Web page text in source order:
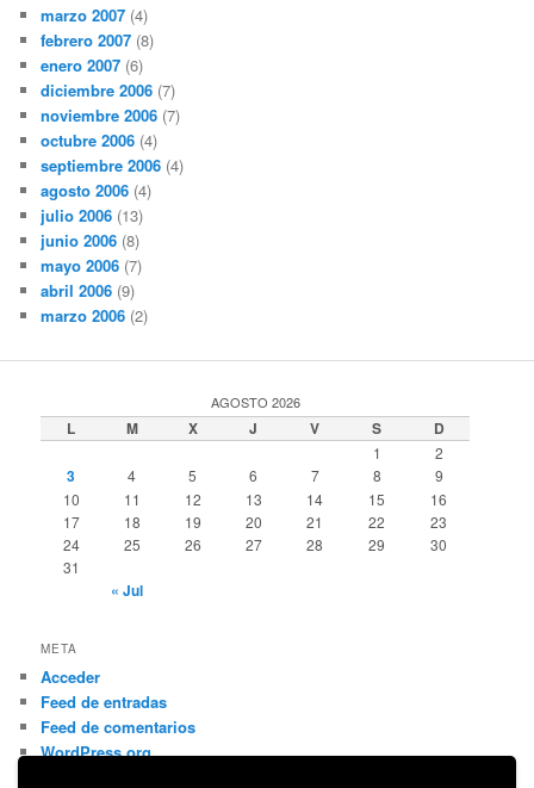
marzo 2007 (4)
febrero 2007 (8)
enero 2007 (6)
diciembre 2006 (7)
noviembre 2006 (7)
octubre 2006 (4)
septiembre 2006 (4)
agosto 2006 (4)
julio 2006 (13)
junio 2006 (8)
mayo 2006 (7)
abril 2006 (9)
marzo 2006 (2)
AGOSTO 2026
L M X J V S D
1 2
3 4 5 6 7 8
9
10
11 12 13 14 15
16
17
18 19 20 21 22
23
24
25 26 27 28 29
30
31
« Jul
META
Acceder
Feed de entradas
Feed de comentarios
WordPress.org